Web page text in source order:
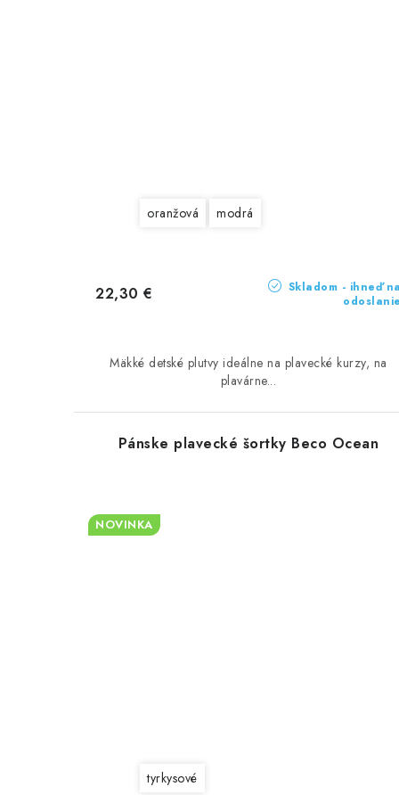
oranžová modrá
Skladom - ihneď na
odoslanie
22,30 €
Mäkké detské plutvy ideálne na plavecké kurzy, na
plavárne...
Pánske plavecké šortky Beco Ocean
NOVINKA
tyrkysové